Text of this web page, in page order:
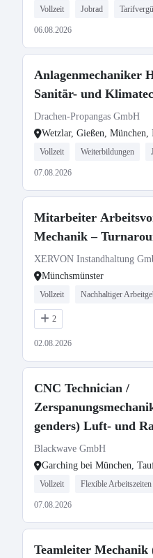
Vollzeit Jobrad
06.08.2026
Anlagenmechaniker
Sanitär- und
Drachen-Propangas GmbH
Wetzlar, Gießen, München,
Vollzeit Weiterbildungen
07.08.2026
Mitarbeiter
Mechanik –
XERVON Instandhaltung
Münchsmünster
Vollzeit Nachhaltiger
2
02.08.2026
CNC Technician /
genders) Luft- und
Blackwave GmbH
Garching bei München,
Vollzeit Flexible Arbeitszeiten
07.08.2026
Teamleiter Mechanik